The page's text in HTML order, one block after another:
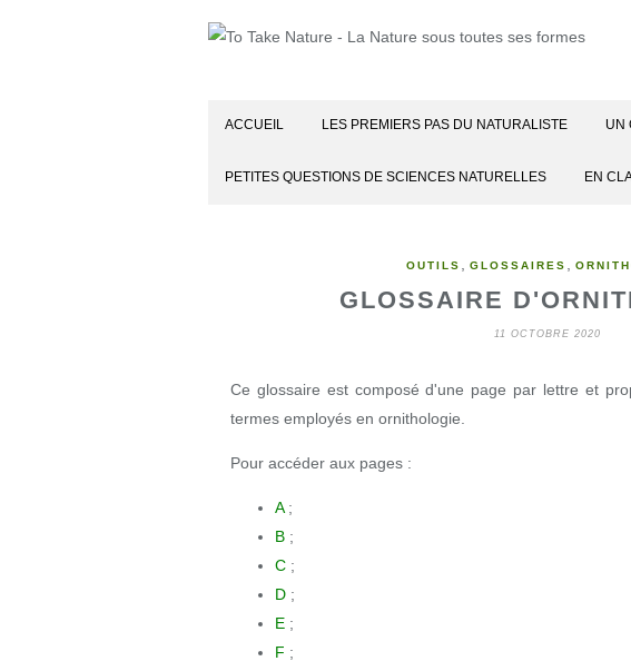
ACCUEIL LES PREMIERS PAS DU NATURALISTE UN
PETITES QUESTIONS DE SCIENCES NATURELLES EN
OUTILS GLOSSAIRES
GLOSSAIRE
11 OCTOBRE 2020
Ce glossaire est composé d'une page par lettre et
termes employés en ornithologie.
Pour accéder aux pages :
A;
B ;
C ;
D ;
E ;
F ;